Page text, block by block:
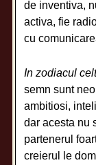
de inventiva,
activa, fie
cu
In zodiacul
semn sunt
ambitiosi,
dar acesta nu
partenerul
creierul le